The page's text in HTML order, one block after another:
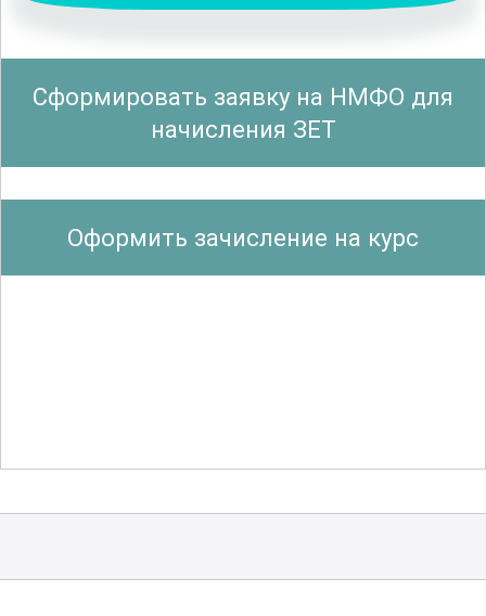
планирования и организации
способам мотивации и вовлечения
учащихся в учебную деятельность.
технологиях, таких как проектное
обучение, компетентностный подход,
образовательных результатов и
Сформировать заявку на НМФО для
начисления ЗЕТ
Оформить зачисление на курс